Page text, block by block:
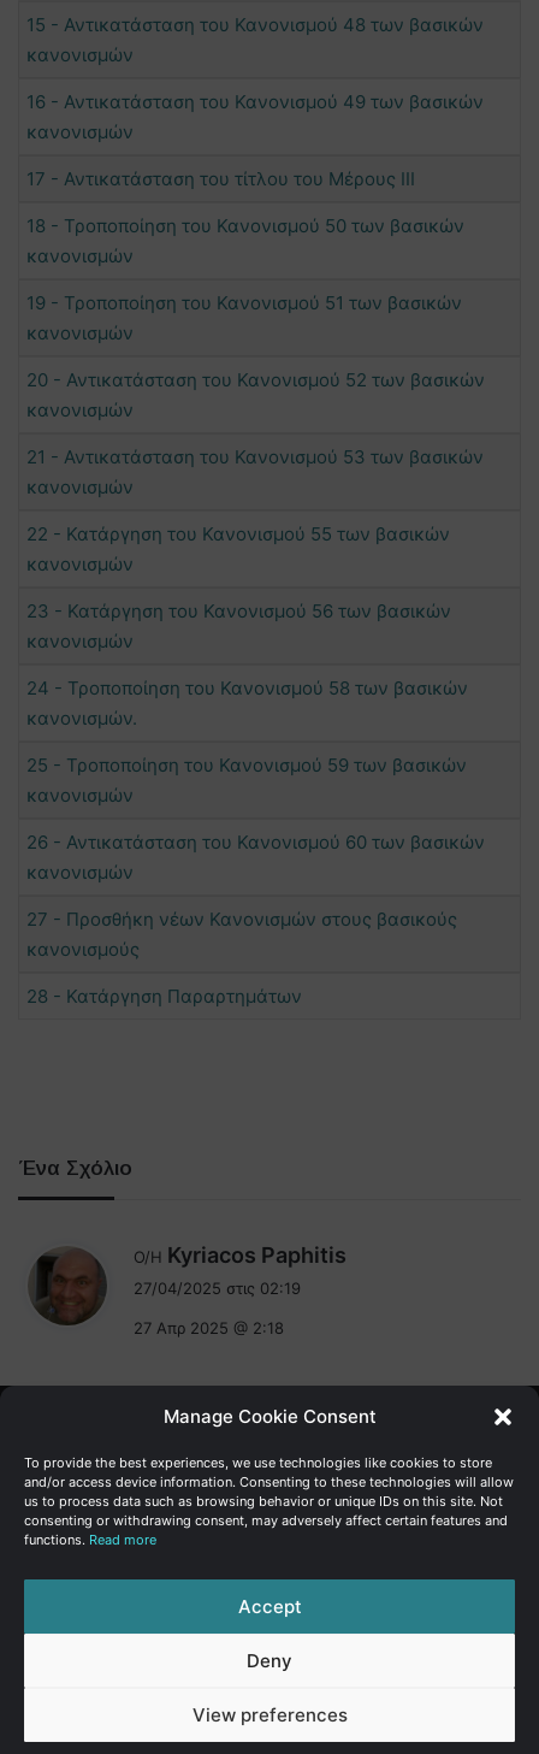
Manage Cookie Consent
To provide the best experiences, we use technologies like cookies to store
and/or access device information. Consenting to these technologies will allow
us to process data such as browsing behavior or unique IDs on this site. Not
consenting or withdrawing consent, may adversely affect certain features and
functions. Read more
Accept
Deny
View preferences
15 - Αντικατάσταση του Κανονισμού 48 των βασικών
κανονισμών
16 - Αντικατάσταση του Κανονισμού 49 των βασικών
κανονισμών
17 - Αντικατάσταση του τίτλου του Μέρους III
18 - Τροποποίηση του Κανονισμού 50 των βασικών
κανονισμών
19 - Τροποποίηση του Κανονισμού 51 των βασικών
κανονισμών
20 - Αντικατάσταση του Κανονισμού 52 των βασικών
κανονισμών
21 - Αντικατάσταση του Κανονισμού 53 των βασικών
κανονισμών
22 - Κατάργηση του Κανονισμού 55 των βασικών
κανονισμών
23 - Κατάργηση του Κανονισμού 56 των βασικών
κανονισμών
24 - Τροποποίηση του Κανονισμού 58 των βασικών
κανονισμών.
25 - Τροποποίηση του Κανονισμού 59 των βασικών
κανονισμών
26 - Αντικατάσταση του Κανονισμού 60 των βασικών
κανονισμών
27 - Προσθήκη νέων Κανονισμών στους βασικούς
κανονισμούς
28 - Κατάργηση Παραρτημάτων
Ένα Σχόλιο
Ο/Η Kyriacos Paphitis
27/04/2025 στις 02:19
27 Απρ 2025 @ 2:18
Γενική Διεύθυνση Ανάπτυξης
Υπουργείο Οικονομικών | Κυπριακή Δημοκρατία
Ιστ:
| Terms of use | Privacy Policy